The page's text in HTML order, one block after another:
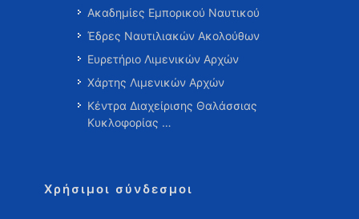
Ακαδημίες Εμπορικού Ναυτικού
Έδρες Ναυτιλιακών Ακολούθων
Ευρετήριο Λιμενικών Αρχών
Χάρτης Λιμενικών Αρχών
Κέντρα Διαχείρισης Θαλάσσιας
Κυκλοφορίας …
Χρήσιμοι σύνδεσμοι